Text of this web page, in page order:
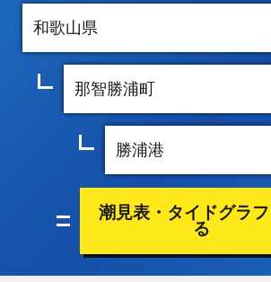
潮見表・タイドグラ
る